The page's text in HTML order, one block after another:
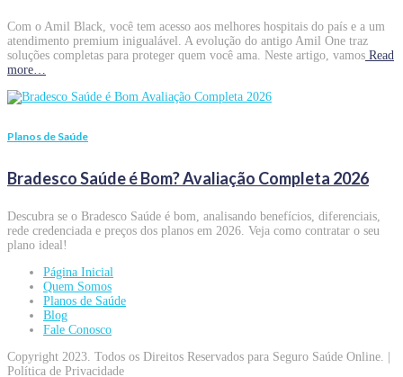
Com o Amil Black, você tem acesso aos melhores hospitais do país e a um
atendimento premium inigualável. A evolução do antigo Amil One traz
soluções completas para proteger quem você ama. Neste artigo, vamos Read
more…
Planos de Saúde
Bradesco Saúde é Bom? Avaliação Completa 2026
Descubra se o Bradesco Saúde é bom, analisando benefícios, diferenciais,
rede credenciada e preços dos planos em 2026. Veja como contratar o seu
plano ideal!
Página Inicial
Quem Somos
Planos de Saúde
Blog
Fale Conosco
Copyright 2023. Todos os Direitos Reservados para Seguro Saúde Online. |
Política de Privacidade